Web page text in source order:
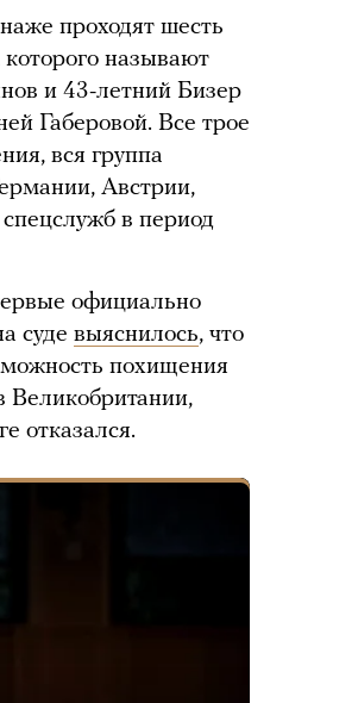
проходят шесть
называют
и 43-летний Бизер
Габеровой. Все трое
вся группа
Австрии,
в период
официально
суде выяснилось, что
похищения
Великобритании,
отказался.